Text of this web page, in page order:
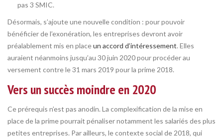
pas 3 SMIC.
Désormais, s’ajoute une nouvelle condition : pour pouvoir
bénéficier de l’exonération, les entreprises devront avoir
préalablement mis en placeun accord d’intéressement. Elles
auraient néanmoins jusqu’au 30 juin 2020 pour procéder au
versement contre le 31 mars 2019 pour la prime 2018.
Vers un succès moindre en 2020
Ce prérequis n’est pas anodin. La complexification de la mise en
place de la prime pourrait pénaliser notamment les salariés des plus
petites entreprises. Par ailleurs, le contexte social de 2018, qui